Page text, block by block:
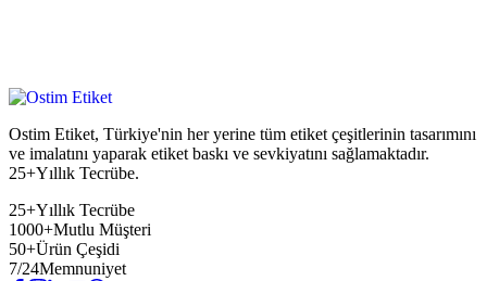
Ostim Etiket, Türkiye'nin her yerine tüm etiket çeşitlerinin tasarımını
ve imalatını yaparak etiket baskı ve sevkiyatını sağlamaktadır.
25+Yıllık Tecrübe.
25+Yıllık Tecrübe
1000+Mutlu Müşteri
50+Ürün Çeşidi
7/24Memnuniyet